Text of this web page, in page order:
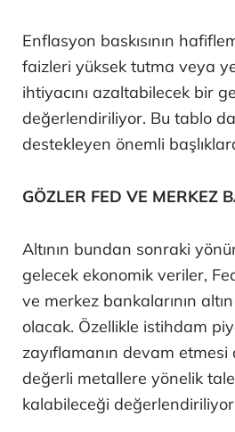
Enflasyon baskısının
faizleri yüksek tutma veya
ihtiyacını azaltabilecek bir
değerlendiriliyor. Bu tablo da
destekleyen önemli
GÖZLER FED VE MERKEZ
Altının bundan sonraki
gelecek ekonomik veriler,
ve merkez bankalarının
olacak. Özellikle istihdam
zayıflamanın devam
değerli metallere yönelik
kalabileceği